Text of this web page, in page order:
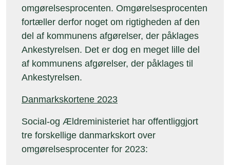
omgørelsesprocenten. Omgørelsesprocenten
fortæller derfor noget om rigtigheden af den
del af kommunens afgørelser, der påklages
Ankestyrelsen. Det er dog en meget lille del
af kommunens afgørelser, der påklages til
Ankestyrelsen.
Danmarkskortene 2023
Social-og Ældreministeriet har offentliggjort
tre forskellige danmarkskort over
omgørelsesprocenter for 2023: